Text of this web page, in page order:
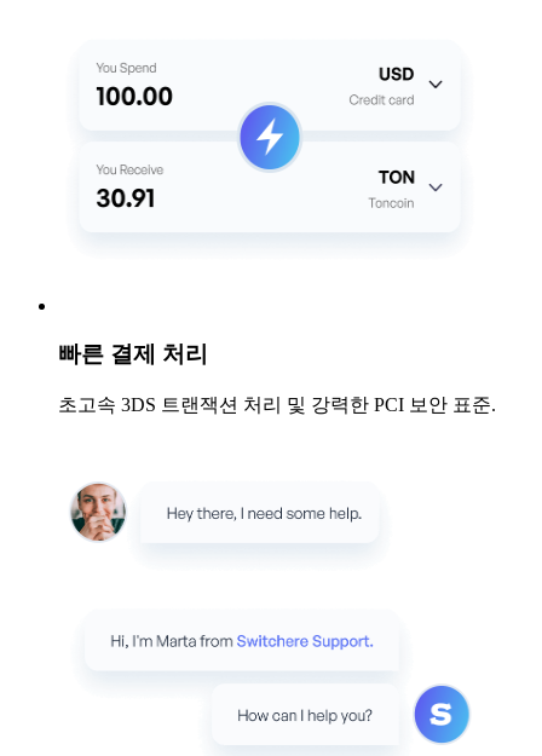
빠른 결제 처리
초고속 3DS 트랜잭션 처리 및 강력한 PCI 보안 표준.